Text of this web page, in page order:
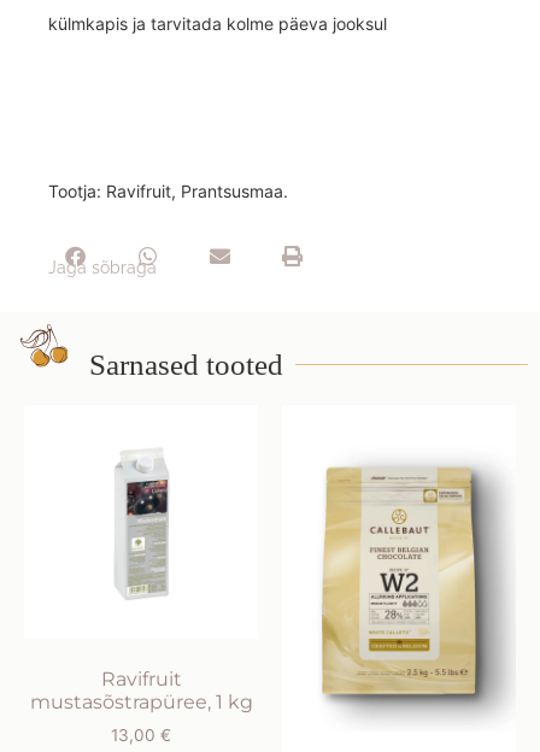
külmkapis ja tarvitada kolme päeva jooksul
Tootja: Ravifruit, Prantsusmaa.
Jaga sõbraga
Sarnased tooted
Ravifruit
mustasõstrapüree, 1 kg
13,00 €